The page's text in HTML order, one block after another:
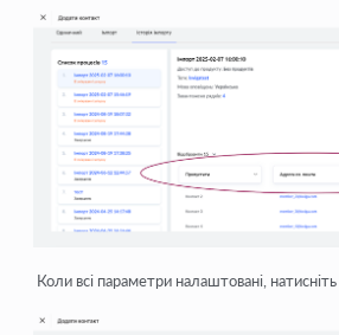
Коли всі параметри налаштовані, натисніть